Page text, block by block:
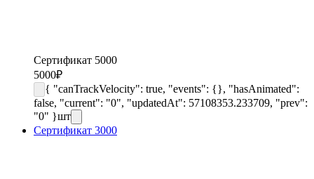
Сертификат 5000
5000₽
{ "canTrackVelocity": true, "events": {}, "hasAnimated":
false, "current": "0", "updatedAt": 57108353.233709, "prev":
"0" }шт
Сертификат 3000